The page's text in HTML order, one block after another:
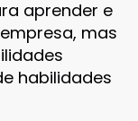
aprender e
mas
habilidades